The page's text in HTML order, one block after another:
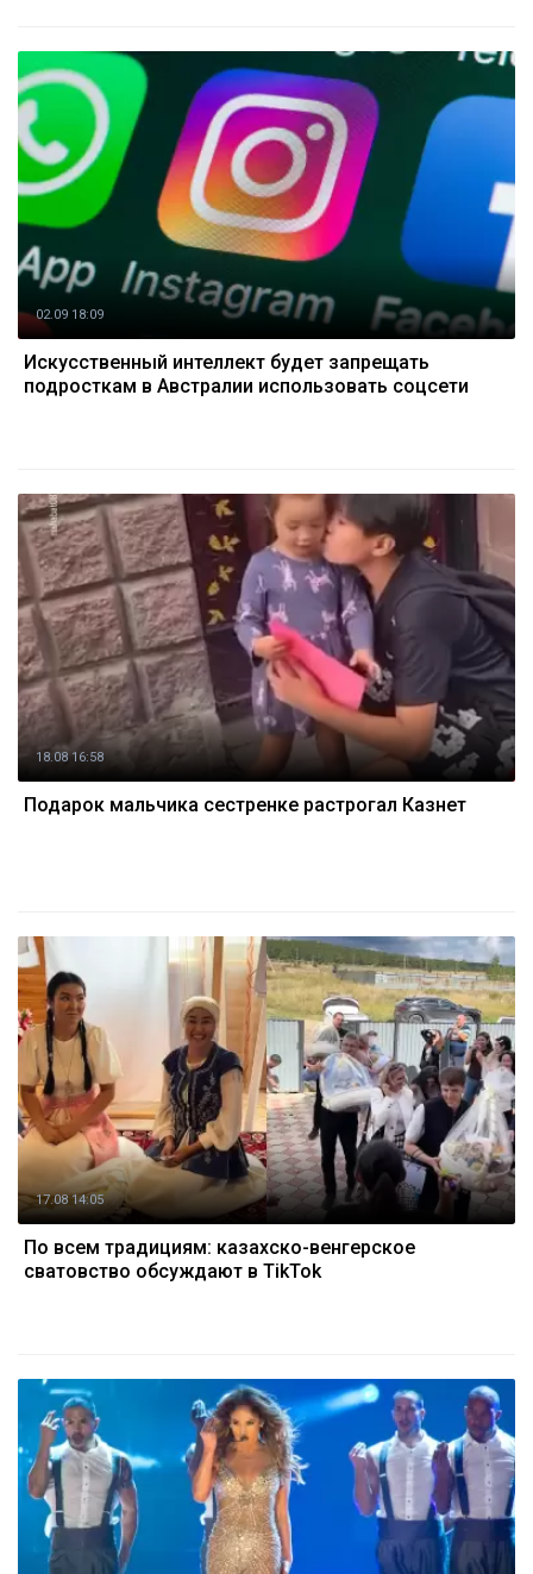
02.09 18:09
Искусственный интеллект будет запрещать
подросткам в Австралии использовать соцсети
18.08 16:58
Подарок мальчика сестренке растрогал Казнет
17.08 14:05
По всем традициям: казахско-венгерское
сватовство обсуждают в TikTok